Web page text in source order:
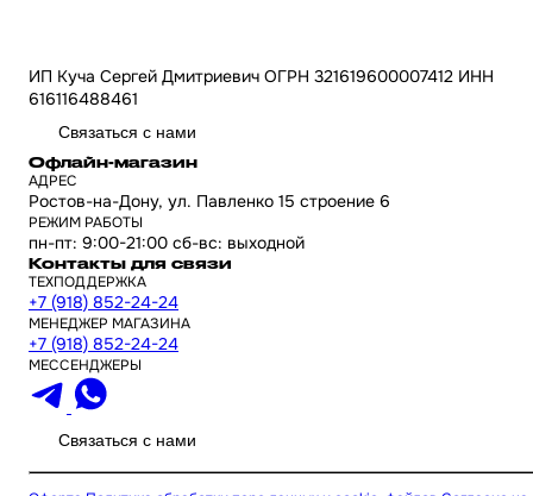
ИП Куча Сергей Дмитриевич ОГРН 321619600007412 ИНН
616116488461
Связаться с нами
Офлайн-магазин
АДРЕС
Ростов-на-Дону, ул. Павленко 15 строение 6
РЕЖИМ РАБОТЫ
пн-пт: 9:00-21:00 сб-вс: выходной
Контакты для связи
ТЕХПОДДЕРЖКА
+7 (918) 852-24-24
МЕНЕДЖЕР МАГАЗИНА
+7 (918) 852-24-24
МЕССЕНДЖЕРЫ
Связаться с нами